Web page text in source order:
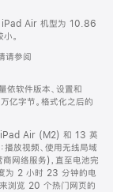
iPad Air 机型为 10.86
。
请参阅
依软件版本、设置和
亿字节。格式化之后的
Air (M2) 和 13 英
放视频、使用无线局域
网络服务)，直至电池完
为 2 小时 23 分钟的电
浏览 20 个热门网页的